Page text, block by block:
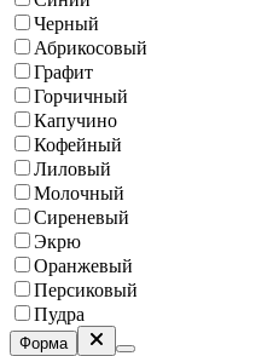
Черный
Абрикосовый
Графит
Горчичный
Капучино
Кофейный
Лиловый
Молочный
Сиреневый
Экрю
Оранжевый
Персиковый
Пудра
Форма